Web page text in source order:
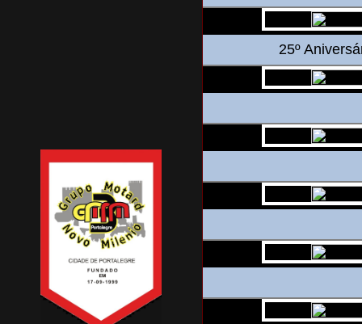
25º